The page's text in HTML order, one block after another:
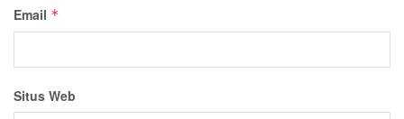
Email *
Situs Web